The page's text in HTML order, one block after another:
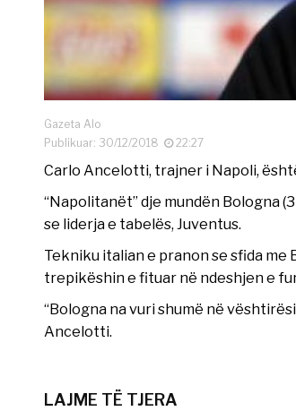
Gazeta Alo
Publikuar: 30/12/2018
22:27
Carlo Ancelotti, trajner i Napoli,
“Napolitanët” dje mundën Bologna
se liderja e tabelës, Juventus.
Tekniku italian e pranon se sfida
trepikëshin e fituar në ndeshjen e
“Bologna na vuri shumë në
Ancelotti.
LAJME TË TJERA